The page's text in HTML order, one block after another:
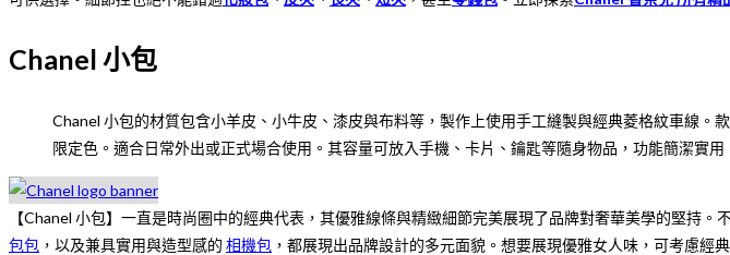
Chanel 小包
Chanel 小包的材質包含小羊皮、小牛皮、漆皮與布料等，製作上使用手工縫製與經典菱格紋車線
限定色。適合日常外出或正式場合使用。其容量可放入手機、卡片、鑰匙等隨身物品，功能簡潔實用
【Chanel 小包】一直是時尚圈中的經典代表，其優雅線條與精緻細節完美展現了品牌對奢華美學的堅持
包包 ，以及兼具實用與造型感的 相機包 ，都展現出品牌設計的多元面貌。想要展現優雅女人味，可考慮經